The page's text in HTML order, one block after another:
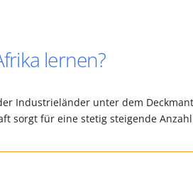
lernen?
Industrieländer unter dem
sorgt für eine stetig steigende